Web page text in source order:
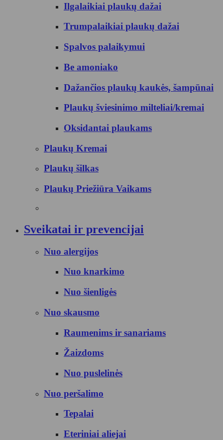
Ilgalaikiai plaukų dažai
Trumpalaikiai plaukų dažai
Spalvos palaikymui
Be amoniako
Dažančios plaukų kaukės, šampūnai
Plaukų šviesinimo milteliai/kremai
Oksidantai plaukams
Plaukų Kremai
Plaukų šilkas
Plaukų Priežiūra Vaikams
Sveikatai ir prevencijai
Nuo alergijos
Nuo knarkimo
Nuo šienligės
Nuo skausmo
Raumenims ir sanariams
Žaizdoms
Nuo puslelinės
Nuo peršalimo
Tepalai
Eteriniai aliejai